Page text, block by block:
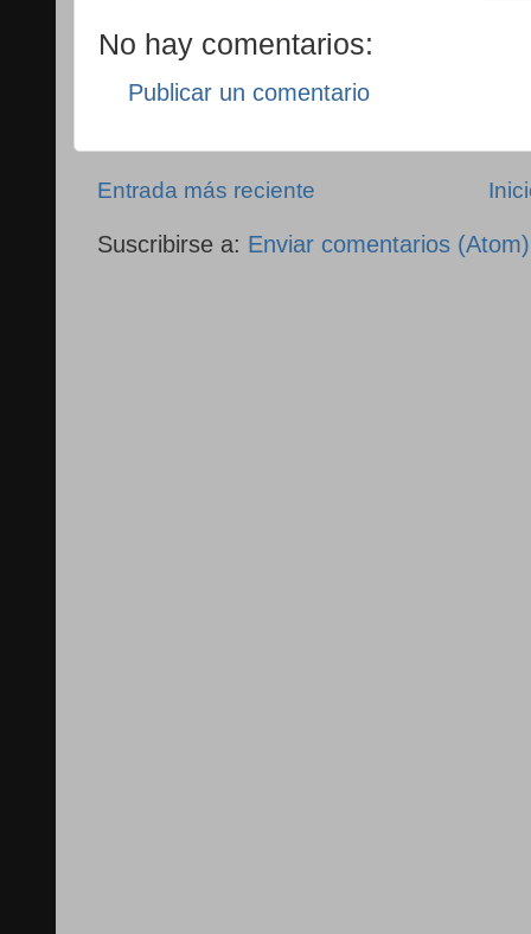
No hay comentarios:
Publicar un comentario
Entrada más reciente
Suscribirse a: Enviar comentarios (Atom)